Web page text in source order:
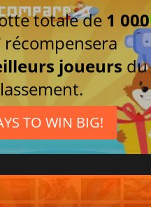
totale de 1 000
récompensera
joueurs du
TO WIN BIG!